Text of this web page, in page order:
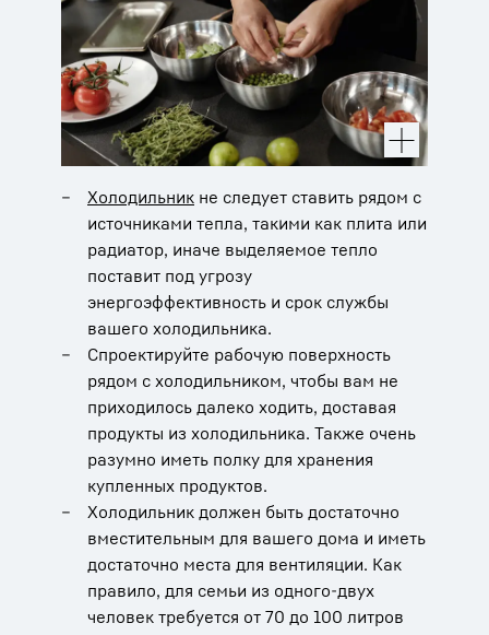
Холодильник не следует ставить рядом с
источниками тепла, такими как плита или
радиатор, иначе выделяемое тепло
поставит под угрозу
энергоэффективность и срок службы
вашего холодильника.
Спроектируйте рабочую поверхность
рядом с холодильником, чтобы вам не
приходилось далеко ходить, доставая
продукты из холодильника. Также очень
разумно иметь полку для хранения
купленных продуктов.
Холодильник должен быть достаточно
вместительным для вашего дома и иметь
достаточно места для вентиляции. Как
правило, для семьи из одного-двух
человек требуется от 70 до 100 литров